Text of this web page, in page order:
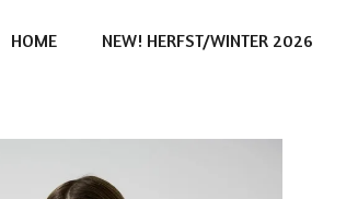
HOME NEW! HERFST/WINTER 2026